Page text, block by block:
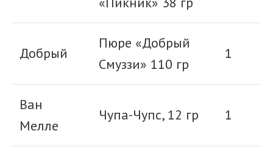
Добрый
Пюре «Добрый
Смуззи» 110 гр
1
Ван
Мелле
Чупа-Чупс, 12 гр 1